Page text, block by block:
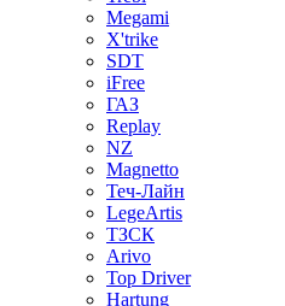
Megami
X'trike
SDT
iFree
ГАЗ
Replay
NZ
Magnetto
Теч-Лайн
LegeArtis
ТЗСК
Arivo
Top Driver
Hartung